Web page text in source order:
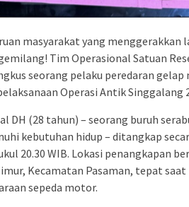
masyarakat yang menggerakkan
Tim Operasional Satuan
seorang pelaku peredaran
Operasi Antik Singgalang
DH (28 tahun) – seorang buruh
kebutuhan hidup – ditangkap
20.30 WIB. Lokasi penangkapan
Kecamatan Pasaman, tepat
sepeda motor.